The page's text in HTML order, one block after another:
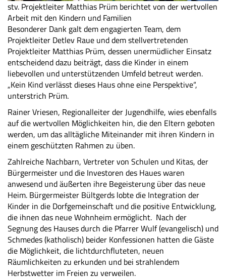
stv. Projektleiter Matthias Prüm berichtet von der wertvollen
Arbeit mit den Kindern und Familien
Besonderer Dank galt dem engagierten Team, dem
Projektleiter Detlev Raue und dem stellvertretenden
Projektleiter Matthias Prüm, dessen unermüdlicher Einsatz
entscheidend dazu beiträgt, dass die Kinder in einem
liebevollen und unterstützenden Umfeld betreut werden.
„Kein Kind verlässt dieses Haus ohne eine Perspektive“,
unterstrich Prüm.
Rainer Vriesen, Regionalleiter der Jugendhilfe, wies ebenfalls
auf die wertvollen Möglichkeiten hin, die den Eltern geboten
werden, um das alltägliche Miteinander mit ihren Kindern in
einem geschützten Rahmen zu üben.
Zahlreiche Nachbarn, Vertreter von Schulen und Kitas, der
Bürgermeister und die Investoren des Haues waren
anwesend und äußerten ihre Begeisterung über das neue
Heim. Bürgermeister Bültgerds lobte die Integration der
Kinder in die Dorfgemeinschaft und die positive Entwicklung,
die ihnen das neue Wohnheim ermöglicht. Nach der
Segnung des Hauses durch die Pfarrer Wulf (evangelisch) und
Schmedes (katholisch) beider Konfessionen hatten die Gäste
die Möglichkeit, die lichtdurchfluteten, neuen
Räumlichkeiten zu erkunden und bei strahlendem
Herbstwetter im Freien zu verweilen.